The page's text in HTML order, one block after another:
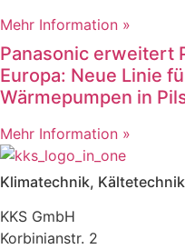
Mehr Information »
Panasonic erweitert
Europa: Neue Linie
Wärmepumpen in
Mehr Information »
Klimatechnik,
KKS GmbH
Korbinianstr. 2